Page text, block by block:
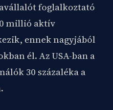
foglalkoztató
millió aktív
ennek nagyjából
él. Az USA-ban a
30 százaléka a